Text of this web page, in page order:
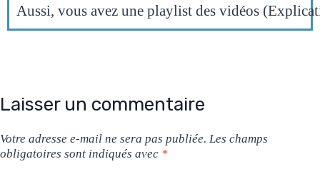
Aussi, vous avez une playlist des vidéos
Laisser un commentaire
Votre adresse e-mail ne sera pas publiée. Les champs
obligatoires sont indiqués avec *